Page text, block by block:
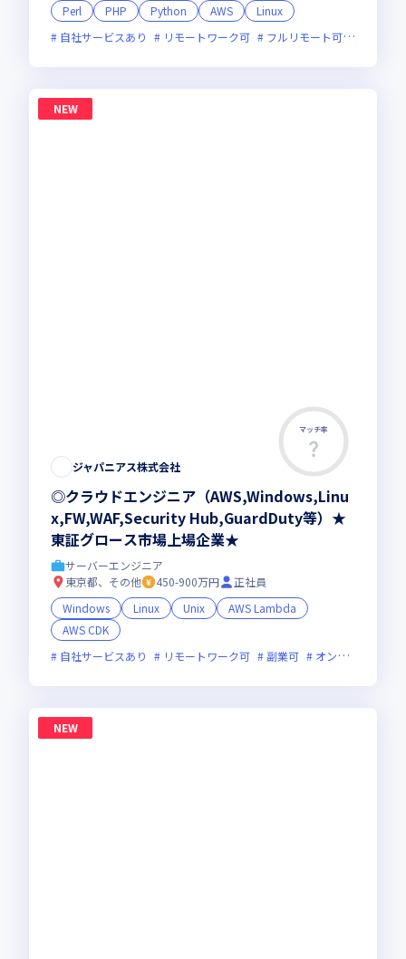
Perl
PHP Python AWS
Linux
自社サービスあり
リモートワーク可 フルリモート可
NEW
マッチ率
ジャパニアス株式会社
◎クラウドエンジニア（AWS,Windows,Linu
x,FW,WAF,Security Hub,GuardDuty等）★
東証グロース市場上場企業★
サーバーエンジニア
東京都、その他
450-900万円
正社員
Windows
Linux Unix
AWS Lambda
AWS CDK
自社サービスあり
リモートワーク可 副業可 オンライン選考可
NEW